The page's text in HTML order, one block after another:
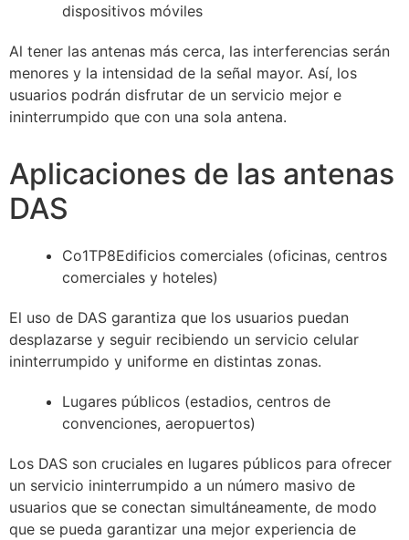
dispositivos móviles
Al tener las antenas más cerca, las interferencias serán
menores y la intensidad de la señal mayor. Así, los
usuarios podrán disfrutar de un servicio mejor e
ininterrumpido que con una sola antena.
Aplicaciones de las antenas
DAS
Co1TP8Edificios comerciales (oficinas, centros
comerciales y hoteles)
El uso de DAS garantiza que los usuarios puedan
desplazarse y seguir recibiendo un servicio celular
ininterrumpido y uniforme en distintas zonas.
Lugares públicos (estadios, centros de
convenciones, aeropuertos)
Los DAS son cruciales en lugares públicos para ofrecer
un servicio ininterrumpido a un número masivo de
usuarios que se conectan simultáneamente, de modo
que se pueda garantizar una mejor experiencia de